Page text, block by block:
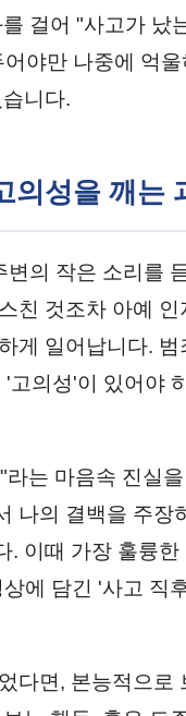
걸어 "사고가 났
야만 나중에 억
니다.
의성을 깨는
의 작은 소리를
친 것조차 아예 인
게 일어납니다. 범
의성'이 있어야
는 마음속 진실을
나의 결백을 주장
이때 가장 훌륭한
에 담긴 '사고 직
다면, 본능적으로